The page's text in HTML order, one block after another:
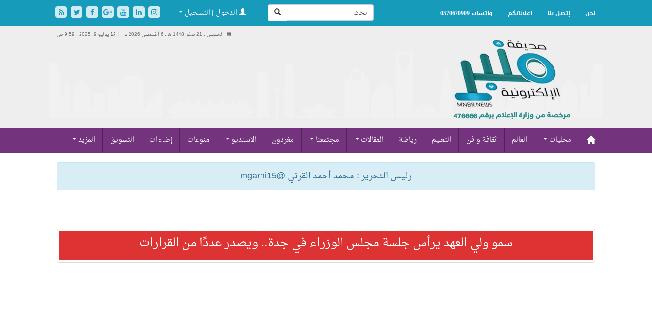
نحن إتصل بنا اعلاناتكم واتساب 0570670909 الدخول | التسجيل
الخميس , 21 صفر 1448 هـ , 6 أغسطس 2026 م | يوليو 9, 2025 , 9:59 ص
محليات العالم ثقافة و فن التعليم رياضة المقالات مجتمعنا مغردون الاستديو منوعات إضاءات التسويق المزيد
رئيس التحرير : محمد أحمد القرني @mgarni15
سمو ولي العهد يرأس جلسة مجلس الوزراء في جدة.. ويصدر عددًا من القرارات